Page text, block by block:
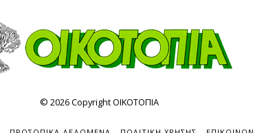
© 2026Copyright ΟΙΚΟΤΟΠΙΑ